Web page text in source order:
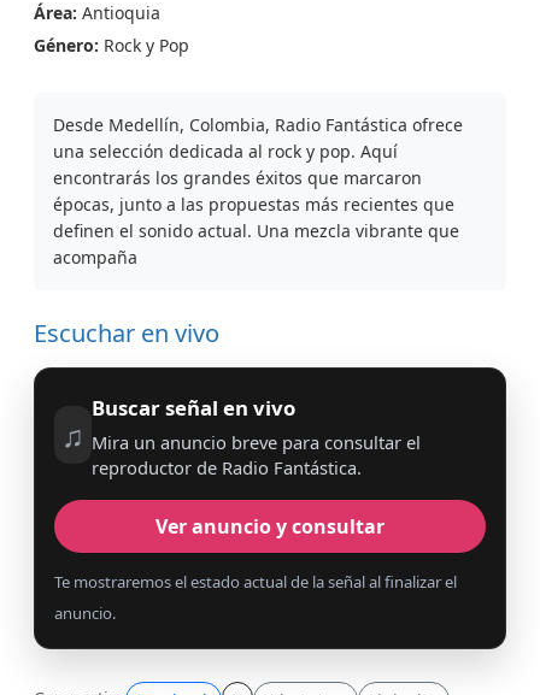
Área: Antioquia
Género: Rock y Pop
Desde Medellín, Colombia, Radio Fantástica ofrece
una selección dedicada al rock y pop. Aquí
encontrarás los grandes éxitos que marcaron
épocas, junto a las propuestas más recientes que
definen el sonido actual. Una mezcla vibrante que
acompaña
Escuchar en vivo
♫
Buscar señal en vivo
Mira un anuncio breve para consultar el
reproductor de Radio Fantástica.
Ver anuncio y consultar
Te mostraremos el estado actual de la señal al finalizar el
anuncio.